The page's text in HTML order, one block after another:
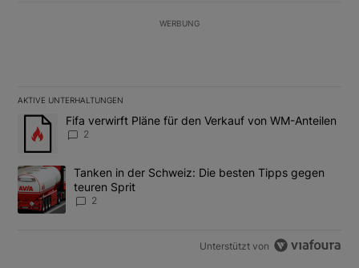
WERBUNG
AKTIVE UNTERHALTUNGEN
Das Folgende ist eine Liste der am meisten kommentierten
Ein Trendartikel mit dem Titel "Fifa verwirft Pläne für den
Fifa verwirft Pläne für den Verkauf von WM-Anteilen
2
Ein Trendartikel mit dem Titel "Tanken in der Schweiz: Die
Tanken in der Schweiz: Die besten Tipps gegen
teuren Sprit
2
Unterstützt von